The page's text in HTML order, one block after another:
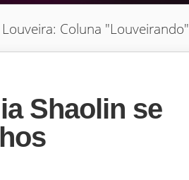
Louveira: Coluna "Louveirando"
Shaolin se